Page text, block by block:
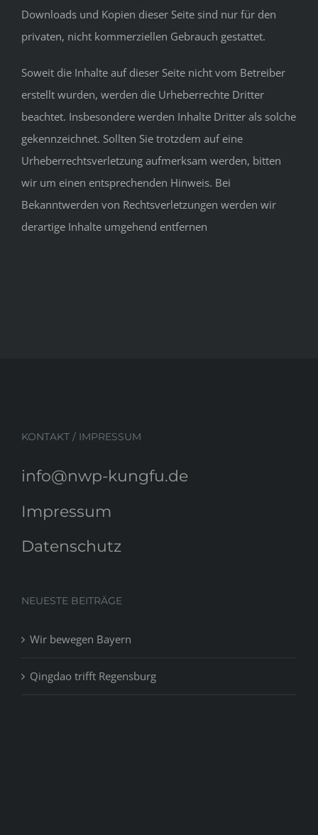
Downloads und Kopien dieser Seite sind nur für den
privaten, nicht kommerziellen Gebrauch gestattet.
Soweit die Inhalte auf dieser Seite nicht vom Betreiber
erstellt wurden, werden die Urheberrechte Dritter
beachtet. Insbesondere werden Inhalte Dritter als solche
gekennzeichnet. Sollten Sie trotzdem auf eine
Urheberrechtsverletzung aufmerksam werden, bitten
wir um einen entsprechenden Hinweis. Bei
Bekanntwerden von Rechtsverletzungen werden wir
derartige Inhalte umgehend entfernen
KONTAKT / IMPRESSUM
info@nwp-kungfu.de
Impressum
Datenschutz
NEUESTE BEITRÄGE
Wir bewegen Bayern
Qingdao trifft Regensburg